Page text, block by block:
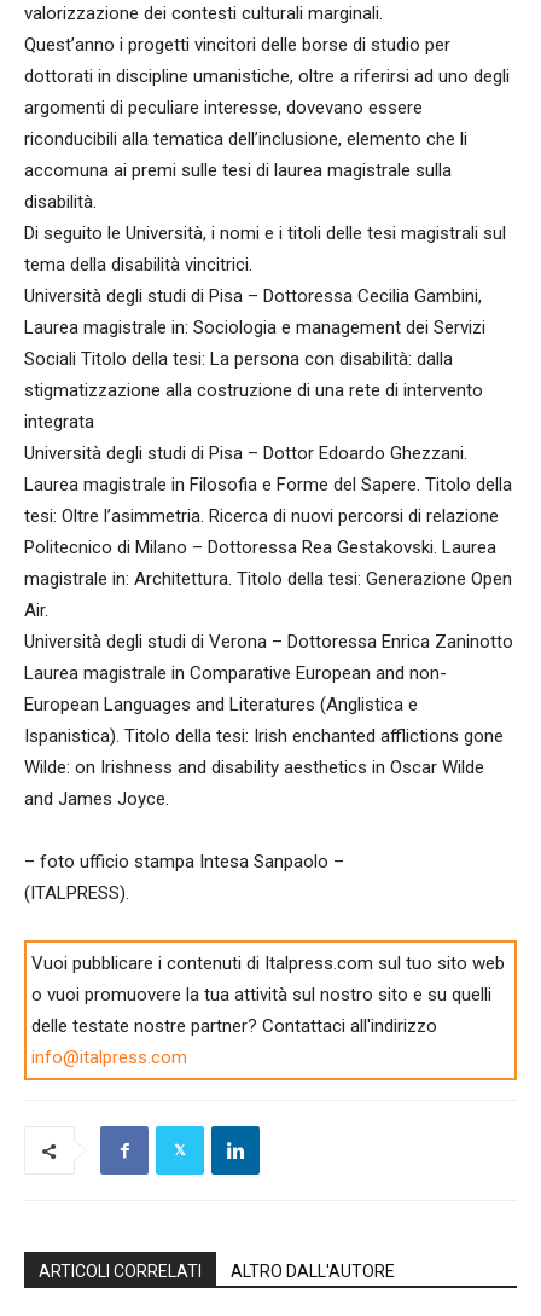
valorizzazione dei contesti culturali marginali.
Quest’anno i progetti vincitori delle borse di studio per
dottorati in discipline umanistiche, oltre a riferirsi ad uno degli
argomenti di peculiare interesse, dovevano essere
riconducibili alla tematica dell’inclusione, elemento che li
accomuna ai premi sulle tesi di laurea magistrale sulla
disabilità.
Di seguito le Università, i nomi e i titoli delle tesi magistrali sul
tema della disabilità vincitrici.
Università degli studi di Pisa – Dottoressa Cecilia Gambini,
Laurea magistrale in: Sociologia e management dei Servizi
Sociali Titolo della tesi: La persona con disabilità: dalla
stigmatizzazione alla costruzione di una rete di intervento
integrata
Università degli studi di Pisa – Dottor Edoardo Ghezzani.
Laurea magistrale in Filosofia e Forme del Sapere. Titolo della
tesi: Oltre l’asimmetria. Ricerca di nuovi percorsi di relazione
Politecnico di Milano – Dottoressa Rea Gestakovski. Laurea
magistrale in: Architettura. Titolo della tesi: Generazione Open
Air.
Università degli studi di Verona – Dottoressa Enrica Zaninotto
Laurea magistrale in Comparative European and non-
European Languages and Literatures (Anglistica e
Ispanistica). Titolo della tesi: Irish enchanted afflictions gone
Wilde: on Irishness and disability aesthetics in Oscar Wilde
and James Joyce.
– foto ufficio stampa Intesa Sanpaolo –
(ITALPRESS).
Vuoi pubblicare i contenuti di Italpress.com sul tuo sito web
o vuoi promuovere la tua attività sul nostro sito e su quelli
delle testate nostre partner? Contattaci all'indirizzo
info@italpress.com
ARTICOLI CORRELATI ALTRO DALL'AUTORE